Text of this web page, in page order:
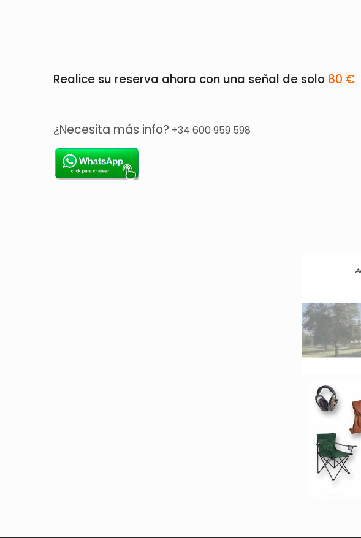
Realice su reserva ahora con una señal de solo 80 €
¿Necesita más info? +34 600 959 598